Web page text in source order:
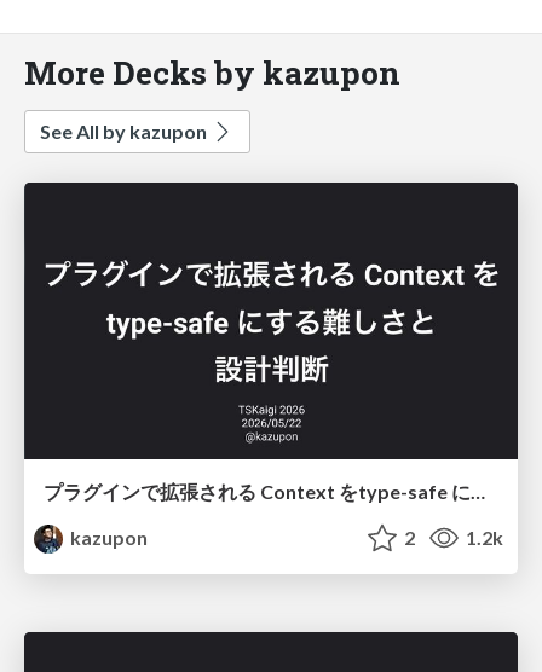
More Decks by kazupon
See All by kazupon
プラグインで拡張される Context をtype-safe にする難しさと設計判断
kazupon
2 1.2k